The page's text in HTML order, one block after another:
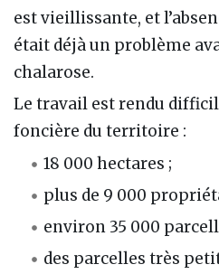
est vieillissante, et
était déjà un problème
chalarose.
Le travail est rendu
foncière du territoire :
18 000 hectares ;
plus de 9 000
environ 35 000
des parcelles très